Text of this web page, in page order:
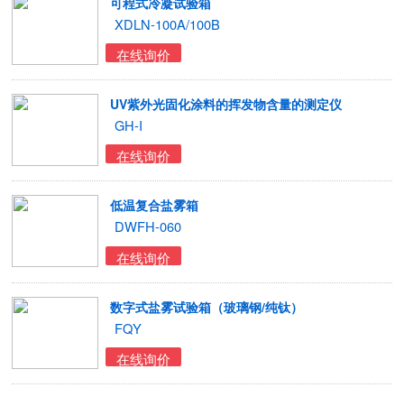
XDLN-100A/100B
在线询价
UV紫外光固化涂料的挥发物含量的测定仪
GH-I
在线询价
低温复合盐雾箱
DWFH-060
在线询价
数字式盐雾试验箱（玻璃钢/纯钛）
FQY
在线询价